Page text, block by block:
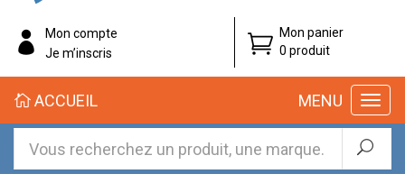
éco-
parapharmacie.fr
éco-
parapharmacie.fr
Mon compte
Je m’inscris
Mon panier
0 produit
MENU
ACCUEIL